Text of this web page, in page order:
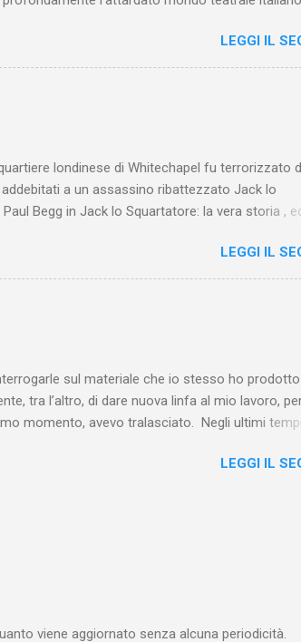
LEGGI IL
londinese di Whitechapel fu terrorizzato
a un assassino ribattezzato Jack lo
Begg in Jack lo Squartatore: la vera storia ,
la storia di Whitechapel e del East End
Ne esce un quadro davvero sconsolante:
classista, e al suo vertice c’era
confronti delle classi subalterne. Non era
di vita delle persone che abitavano nell’East
LEGGI IL
sul materiale che io stesso ho prodotto
tra l’altro, di dare nuova linfa al mio lavoro,
momento, avevo tralasciato. Negli ultimi
che ho già realizzato nel corso del
LEGGI IL
viene aggiornato senza alcuna periodicità.